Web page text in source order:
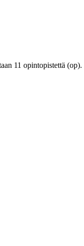
11 opintopistettä (op).